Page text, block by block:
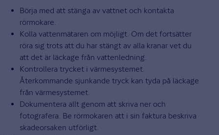
Börja med att stänga av vattnet och kontakta
rörmokare.
Kolla vattenmätaren om möjligt. Om det fortsätter
röra sig trots att du har stängt av alla kranar vet du
att det är läckage från vattenledning.
Kontrollera trycket i värmesystemet.
Återkommande sjunkande tryck kan tyda på läckage
från värmesystemet.
Dokumentera allt genom att skriva ner och
fotografera. Be rörmokaren att i sin faktura beskriva
skadeorsaken utförligt.